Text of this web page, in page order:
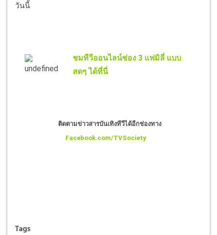
วันนี้
ชมทีวีออนไลน์ช่อง 3 แฟมิลี่ แบบ
สดๆ ได้ที่นี่
ติดตามข่าวสารบันเทิงทีวีได้อีกช่องทาง
Facebook.com/TVSociety
Tags